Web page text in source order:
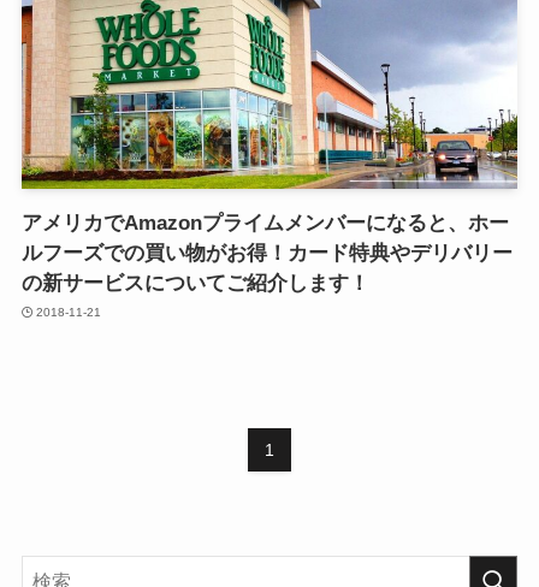
アメリカでAmazonプライムメンバーになると、ホー
ルフーズでの買い物がお得！カード特典やデリバリー
の新サービスについてご紹介します！
2018-11-21
1